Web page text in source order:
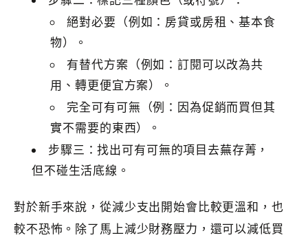
絕對必要（例如：房貸或房租、基本食
物）。
有替代方案（例如：訂閱可以改為共
用、轉更便宜方案）。
完全可有可無（例：因為促銷而買但其
實不需要的東西）。
步驟三：找出可有可無的項目去蕪存菁，
但不碰生活底線。
對於新手來說，從減少支出開始會比較更溫和，也
較不恐怖。除了馬上減少財務壓力，還可以減低買